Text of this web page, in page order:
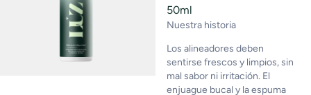
50ml
Nuestra historia
Los alineadores deben
sentirse frescos y limpios, sin
mal sabor ni irritación. El
enjuague bucal y la espuma